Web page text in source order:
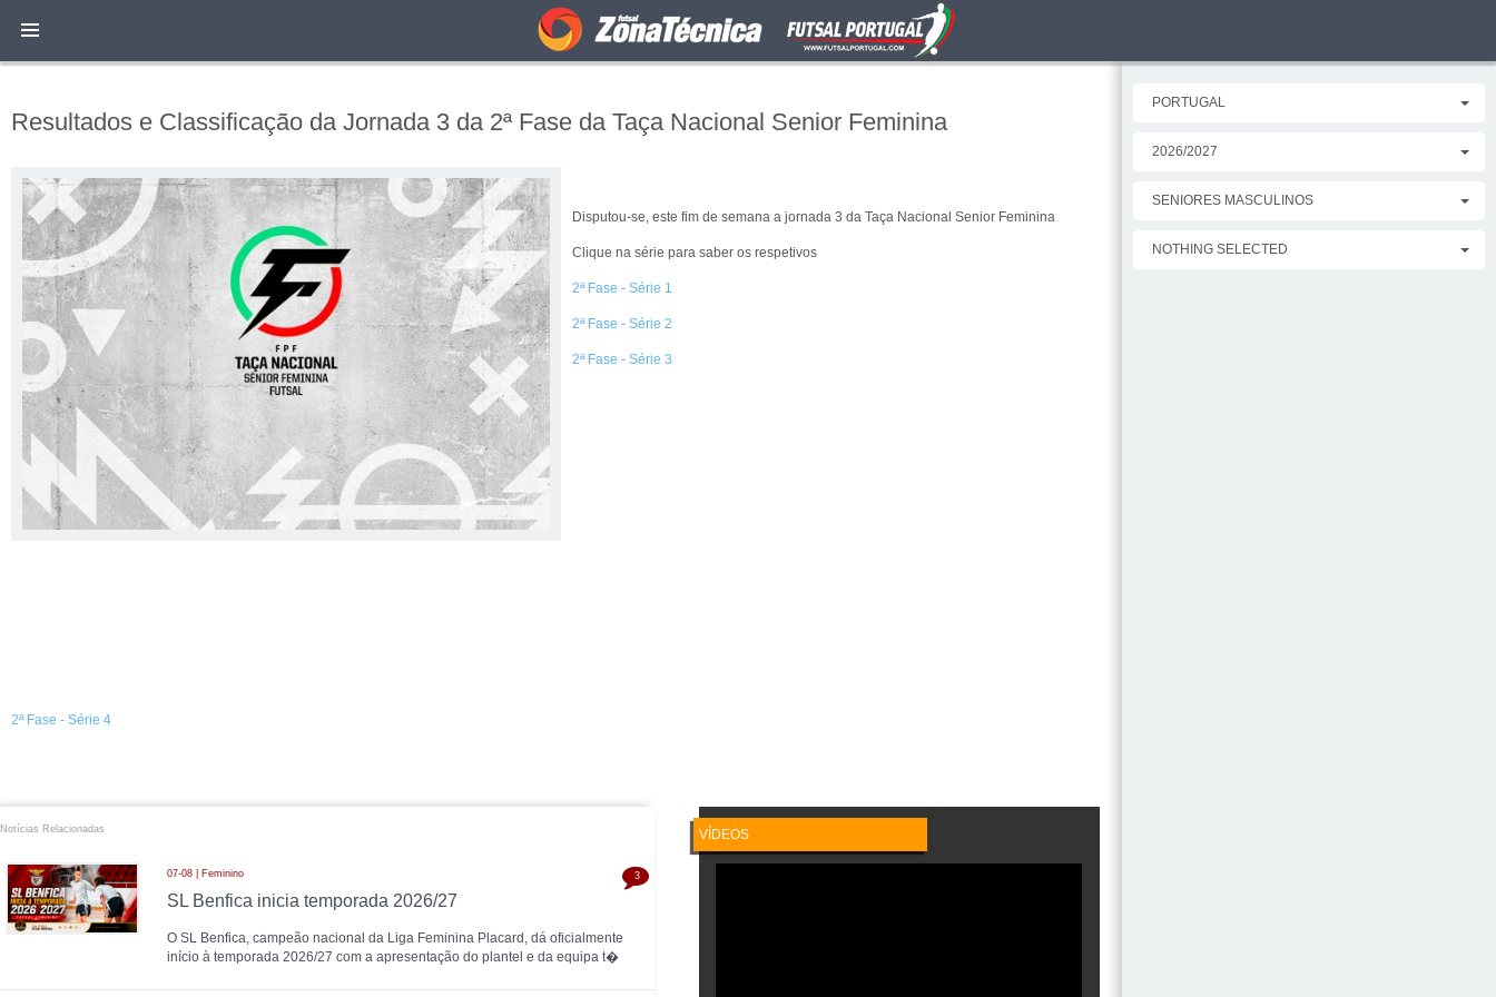
Resultados e Classificação da Jornada 3 da 2ª Fase da Taça Nacional Senior Feminina
Disputou-se, este fim de semana a jornada 3 da Taça Nacional Senior Feminina
Clique na série para saber os respetivos
2ª Fase - Série 1
2ª Fase - Série 2
2ª Fase - Série 3
2ª Fase - Série 4
Notícias Relacionadas
07-08 | Feminino
SL Benfica inicia temporada 2026/27
O SL Benfica, campeão nacional da Liga Feminina Placard, dá oficialmente
início à temporada 2026/27 com a apresentação do plantel e da equipa t�
3
VÍDEOS
PORTUGAL
2026/2027
SENIORES MASCULINOS
NOTHING SELECTED